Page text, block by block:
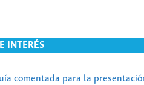
INTERÉS
comentada para la